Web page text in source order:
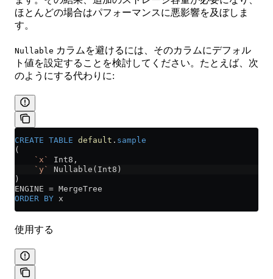
ほとんどの場合はパフォーマンスに悪影響を及ぼしま
す。
Nullable カラムを避けるには、そのカラムにデフォル
ト値を設定することを検討してください。たとえば、次
のようにする代わりに:
CREATE TABLE default . sample
(
    `x`
Int8,
    `y`
Nullable(Int8)
)
ENGINE = MergeTree
ORDER BY x
使用する